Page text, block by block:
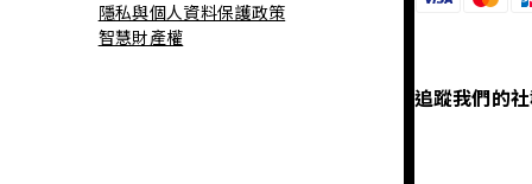
隱私與個人資料保護政策
智慧財產權
追蹤我們的